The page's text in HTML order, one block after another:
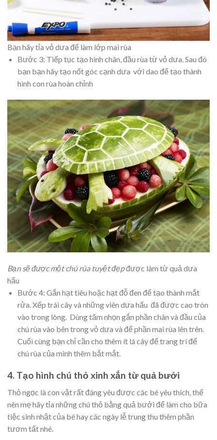
Bạn hãy tỉa vỏ dưa để làm lớp mai rùa
Bước 3: Tiếp tục tạo hình chân, đầu rùa từ vỏ dưa. Sau đó
bạn bạn hãy tạo nốt góc cạnh dưa với dao để tạo thành
hình con rùa hoàn chỉnh
Bạn sẽ được một chú rùa tuyệt đẹpđược làm từ quả dưa
hấu
Bước 4: Gắn hạt tiêu hoặc hạt đỗ đen để tạo thành mắt
rửa. Xếp trái cây và những viên dưa hấu đã được cao tròn
vào trong lòng. Dùng tăm nhọn gắn phần chân và đầu của
chú rùa vào bên trong vỏ dưa và để phần mai rùa lên trên.
Cuối cùng bạn chỉ cần cho thêm ít lá cây để trang trí để
chú rùa của mình thêm bắt mắt.
4. Tạo hình chú thỏ xinh xắn từ quả bưởi
Thỏ ngọc là con vật rất đáng yêu được các bé yêu thích, thế
nên mẹ hãy tỉa những chú thỏ bằng quả bưởi để làm cho bữa
tiệc sinh nhật của bé hay các ngày lễ trung thu thêm phần
tươm tất nhé.